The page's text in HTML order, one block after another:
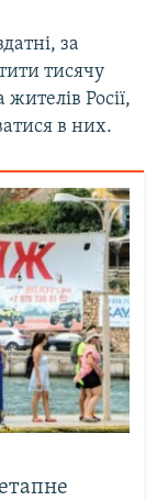
за
тисячу
Росії,
в них.